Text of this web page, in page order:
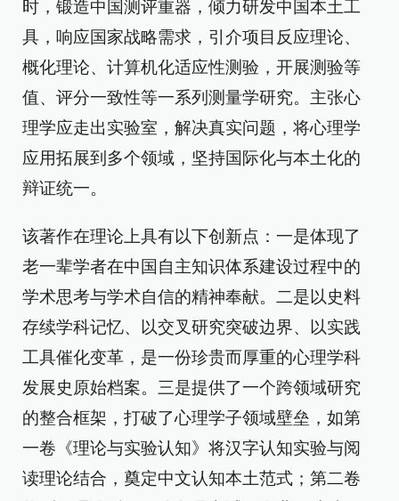
时，锻造中国测评重器，倾力研发中国本土工
具，响应国家战略需求，引介项目反应理论、
概化理论、计算机化适应性测验，开展测验等
值、评分一致性等一系列测量学研究。主张心
理学应走出实验室，解决真实问题，将心理学
应用拓展到多个领域，坚持国际化与本土化的
辩证统一。
该著作在理论上具有以下创新点：一是体现了
老一辈学者在中国自主知识体系建设过程中的
学术思考与学术自信的精神奉献。二是以史料
存续学科记忆、以交叉研究突破边界、以实践
工具催化变革，是一份珍贵而厚重的心理学科
发展史原始档案。三是提供了一个跨领域研究
的整合框架，打破了心理学子领域壁垒，如第
一卷《理论与实验认知》将汉字认知实验与阅
读理论结合，奠定中文认知本土范式；第二卷